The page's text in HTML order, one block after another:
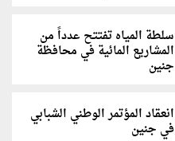
سلطة المياه تفتتح عدداً من
المشاريع المائية في محافظة
جنين
انعقاد المؤتمر الوطني الشبابي
في جنين